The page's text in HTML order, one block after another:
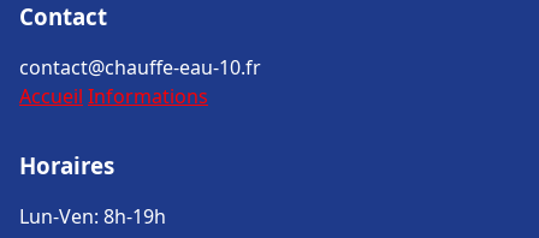
Contact
contact@chauffe-eau-10.fr
Accueil Informations
Horaires
Lun-Ven: 8h-19h